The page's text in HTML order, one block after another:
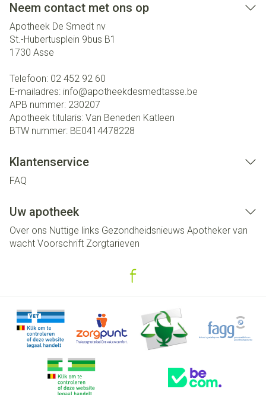
Neem contact met ons op
Apotheek De Smedt nv
St.-Hubertusplein 9bus B1
1730 Asse
Telefoon: 02 452 92 60
E-mailadres: info@apotheekdesmedtasse.be
APB nummer: 230207
Apotheek titularis: Van Beneden Katleen
BTW nummer: BE0414478228
Klantenservice
FAQ
Uw apotheek
Over ons Nuttige links Gezondheidsnieuws Apotheker van
wacht Voorschrift Zorgtarieven